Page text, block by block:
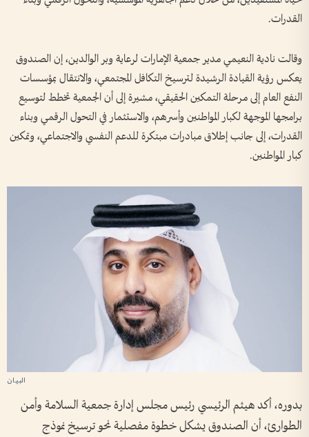
القدرات.
وقالت نادية النعيمي مدير جمعية الإمارات لرعاية وبر الوالدين، إن الصندوق
يعكس رؤية القيادة الرشيدة لترسيخ التكافل المجتمعي، والانتقال بمؤسسات
النفع العام إلى مرحلة التمكين الحقيقي، مشيرة إلى أن الجمعية تخطط لتوسيع
برامجها الموجهة لكبار المواطنين وأسرهم، والاستثمار في التحول الرقمي وبناء
القدرات، إلى جانب إطلاق مبادرات مبتكرة للدعم النفسي والاجتماعي، وتمكين
كبار المواطنين.
بدوره، أكد هيثم الرئيسي رئيس مجلس إدارة جمعية السلامة وأمن
الطوارئ، أن الصندوق يشكل خطوة مفصلية نحو ترسيخ نموذج